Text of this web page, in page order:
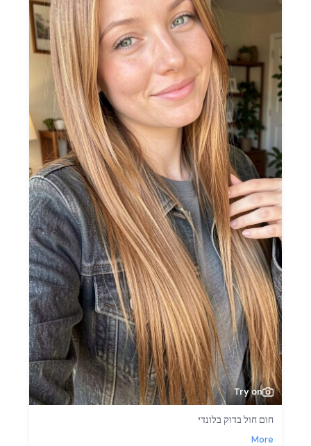
Try on
חום חול בדוק בלונדי
More